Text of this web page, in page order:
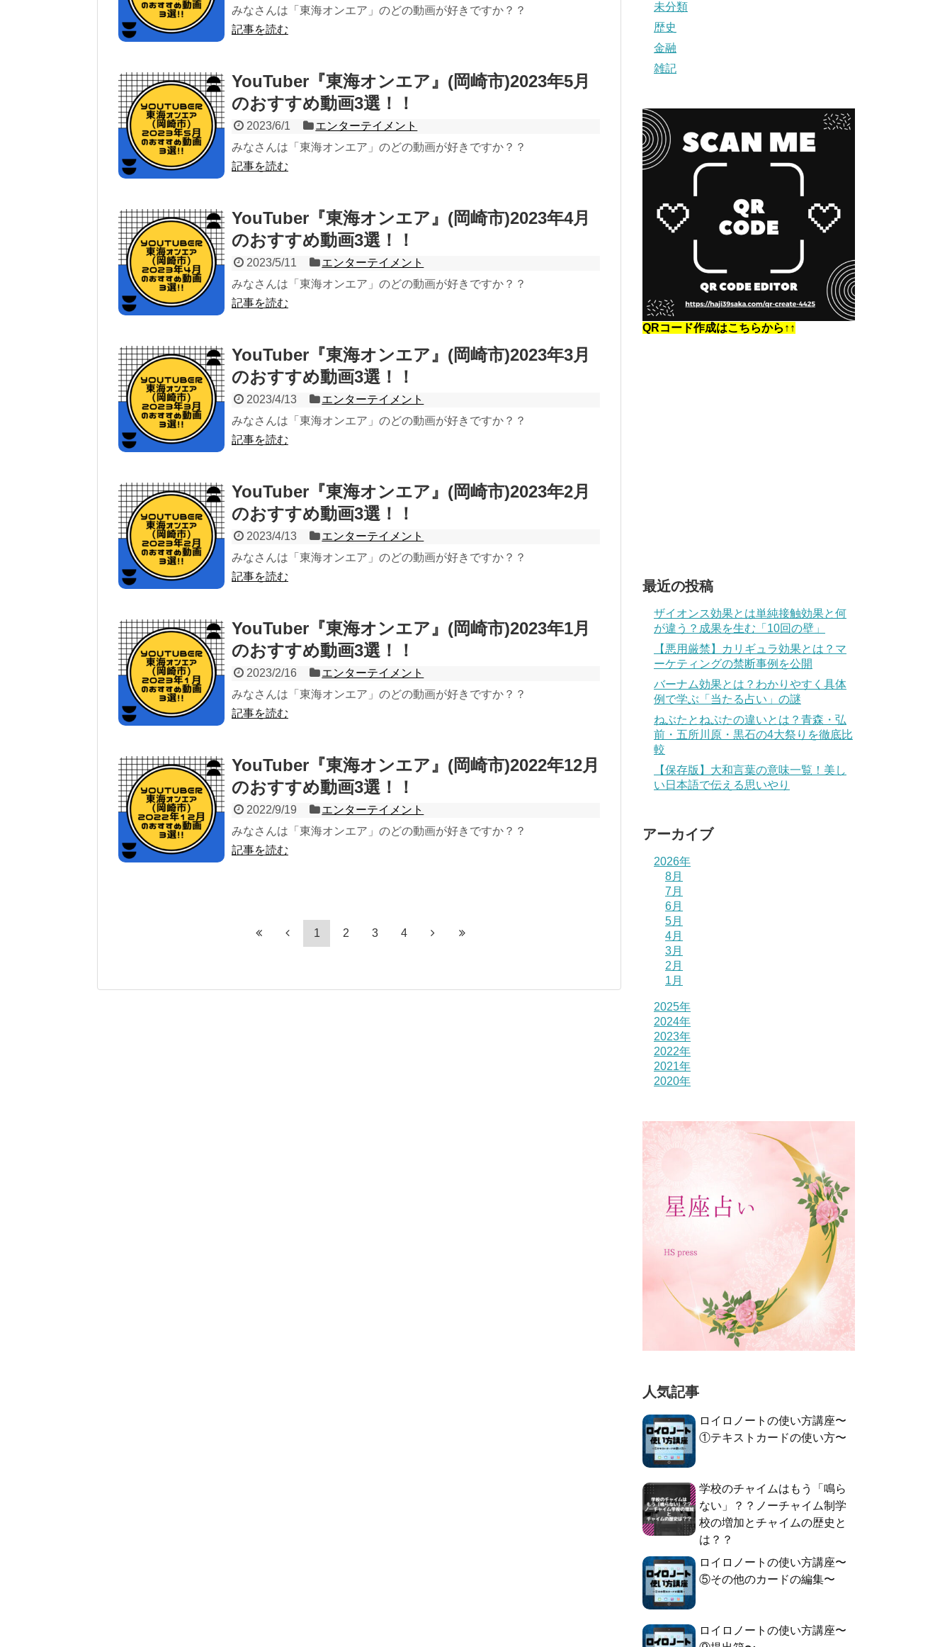
みなさんは「東海オンエア」のどの動画が好きですか？？
記事を読む
YouTuber『東海オンエア』(岡崎市)2023年5月
のおすすめ動画3選！！
2023/6/1
エンターテイメント
みなさんは「東海オンエア」のどの動画が好きですか？？
記事を読む
YouTuber『東海オンエア』(岡崎市)2023年4月
のおすすめ動画3選！！
2023/5/11
エンターテイメント
みなさんは「東海オンエア」のどの動画が好きですか？？
記事を読む
YouTuber『東海オンエア』(岡崎市)2023年3月
のおすすめ動画3選！！
2023/4/13
エンターテイメント
みなさんは「東海オンエア」のどの動画が好きですか？？
記事を読む
YouTuber『東海オンエア』(岡崎市)2023年2月
のおすすめ動画3選！！
2023/4/13
エンターテイメント
みなさんは「東海オンエア」のどの動画が好きですか？？
記事を読む
YouTuber『東海オンエア』(岡崎市)2023年1月
のおすすめ動画3選！！
2023/2/16
エンターテイメント
みなさんは「東海オンエア」のどの動画が好きですか？？
記事を読む
YouTuber『東海オンエア』(岡崎市)2022年12月
のおすすめ動画3選！！
2022/9/19
エンターテイメント
みなさんは「東海オンエア」のどの動画が好きですか？？
記事を読む
1 2 3 4
未分類
歴史
金融
雑記
QRコード作成はこちらから↑↑
最近の投稿
ザイオンス効果とは単純接触効果と何
が違う？成果を生む「10回の壁」
【悪用厳禁】カリギュラ効果とは？マ
ーケティングの禁断事例を公開
バーナム効果とは？わかりやすく具体
例で学ぶ「当たる占い」の謎
ねぶたとねぷたの違いとは？青森・弘
前・五所川原・黒石の4大祭りを徹底比
較
【保存版】大和言葉の意味一覧！美し
い日本語で伝える思いやり
アーカイブ
2026年
8月
7月
6月
5月
4月
3月
2月
1月
2025年
2024年
2023年
2022年
2021年
2020年
人気記事
ロイロノートの使い方講座〜
①テキストカードの使い方〜
学校のチャイムはもう「鳴ら
ない」？？ノーチャイム制学
校の増加とチャイムの歴史と
は？？
ロイロノートの使い方講座〜
⑤その他のカードの編集〜
ロイロノートの使い方講座〜